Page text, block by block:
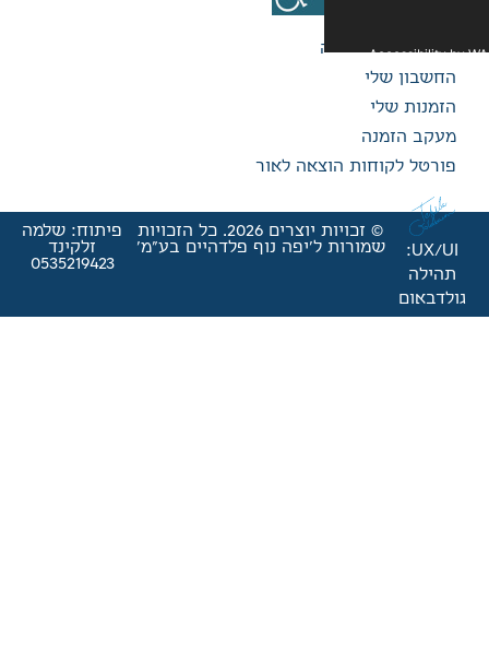
לאור
© זכויות יוצרים 2026. כל הזכויות
נוף פלדהיים בע"מ'
פיתוח: שלמה
זלקינד